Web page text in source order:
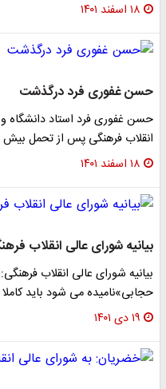
۱۸ اسفند ۱۴۰۱
حسن غفوری فرد درگذشت
حسن غفوری فرد استاد دانشگاه
انقلاب فرهنگی پس از تحمل بیش
۱۸ اسفند ۱۴۰۱
بیانیه شورای عالی انقلاب
بیانیه شورای عالی انقلاب
حجابی»نامیده می شود باید
۱۹ دی ۱۴۰۱